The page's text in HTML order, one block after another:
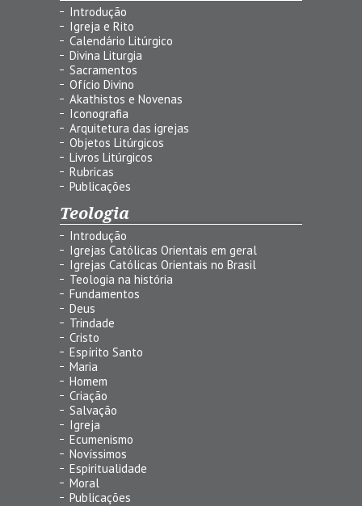
Introdução
Igreja e Rito
Calendário Litúrgico
Divina Liturgia
Sacramentos
Ofício Divino
Akathistos e Novenas
Iconografia
Arquitetura das igrejas
Objetos Litúrgicos
Livros Litúrgicos
Rubricas
Publicações
Teologia
Introdução
Igrejas Católicas Orientais em geral
Igrejas Católicas Orientais no Brasil
Teologia na história
Fundamentos
Deus
Trindade
Cristo
Espírito Santo
Maria
Homem
Criação
Salvação
Igreja
Ecumenismo
Novíssimos
Espiritualidade
Moral
Publicações